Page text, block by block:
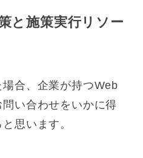
と施策実行リソー
合、企業が持つWeb
い合わせをいかに得
思います。